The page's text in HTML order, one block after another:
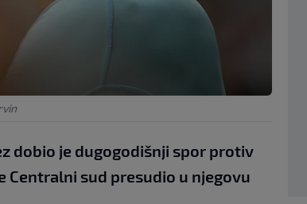
dobio je dugogodišnji spor protiv
Centralni sud presudio u njegovu